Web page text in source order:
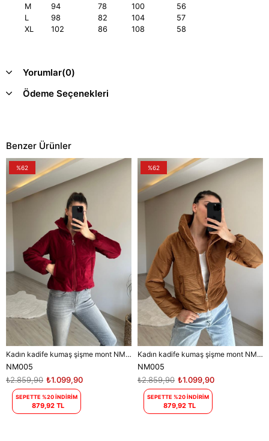
M
94 78 100
56
L
98 82 104
57
XL
102 86 108 58
Yorumlar(0)
Ödeme Seçenekleri
Benzer Ürünler
Kadın kadife kumaş şişme mont NM005
NM005
₺1.099,90
₺2.859,90
SEPETTE %20 İNDİRİM
879,92 TL
%62
Kadın kadife kumaş şişme mont NM005
NM005
₺1.099,90
₺2.859,90
SEPETTE %20 İNDİRİM
879,92 TL
%62